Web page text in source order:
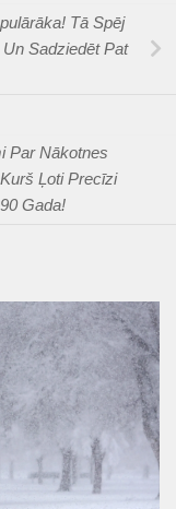
Tā Spēj
Sadziedēt Pat
Par Nākotnes
Ļoti Precīzi
Gada!